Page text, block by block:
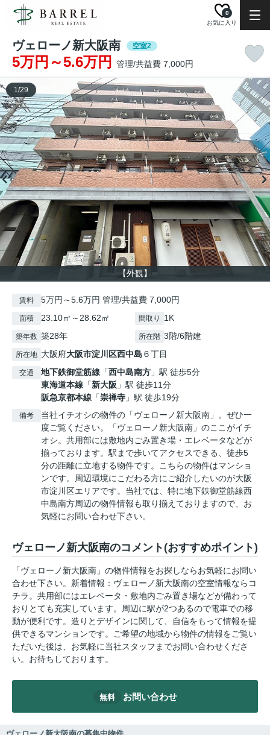
お気に入り
0
ヴェローノ新大阪南 空室2
5万円～5.6万円 管理/共益費 7,000円
【外観】
1/29
賃料 5万円～5.6万円 管理/共益費 7,000円
面積 23.10㎡～28.62㎡ 間取り 1K
築年数 築28年 所在階 3階/6階建
所在地 大阪府大阪市淀川区西中島 ６丁目
交通 地下鉄御堂筋線 「西中島南方 」駅 徒歩5分
東海道本線 「新大阪 」駅 徒歩11分
阪急京都本線 「崇禅寺 」駅 徒歩19分
備考
当社イチオシの物件の「ヴェローノ新大阪南」。ぜひ一
度ご覧ください。「ヴェローノ新大阪南」のここがイチ
オシ。共用部には敷地内ごみ置き場・エレベータなどが
揃っております。駅まで歩いてアクセスできる、徒歩5
分の距離に立地する物件です。こちらの物件はマンショ
ンです。周辺環境にこだわる方にご紹介したいのが大阪
市淀川区エリアです。当社では、特に地下鉄御堂筋線西
中島南方周辺の物件情報も取り揃えておりますので、お
気軽にお問い合わせ下さい。
ヴェローノ新大阪南のコメント(おすすめポイント)
「ヴェローノ新大阪南」の物件情報をお探しならお気軽にお問い
合わせ下さい。新着情報：ヴェローノ新大阪南の空室情報ならコ
チラ。共用部にはエレベータ・敷地内ごみ置き場などが備わって
おりとても充実しています。周辺に駅が2つあるので電車での移
動が便利です。造りとデザインに関して、自信をもって情報を提
供できるマンションです。ご希望の地域から物件の情報をご覧い
ただいた後は、お気軽に当社スタッフまでお問い合わせくださ
い。お待ちしております。
無料 お問い合わせ